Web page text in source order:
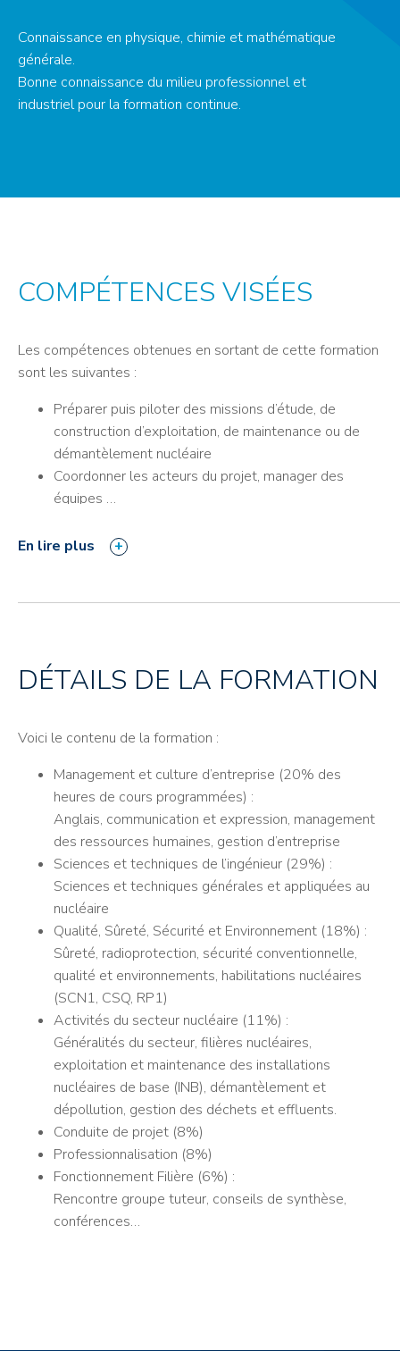
Connaissance en physique, chimie et mathématique
générale.
Bonne connaissance du milieu professionnel et
industriel pour la formation continue.
COMPÉTENCES VISÉES
Les compétences obtenues en sortant de cette formation
sont les suivantes :
Préparer puis piloter des missions d’étude, de
construction d’exploitation, de maintenance ou de
démantèlement nucléaire
Coordonner les acteurs du projet, manager des
équipes …
Réaliser les retours d’expérience sur les aspects
En lire plus
DÉTAILS DE LA FORMATION
Voici le contenu de la formation :
Management et culture d’entreprise (20% des
heures de cours programmées) :
Anglais, communication et expression, management
des ressources humaines, gestion d’entreprise
Sciences et techniques de l’ingénieur (29%) :
Sciences et techniques générales et appliquées au
nucléaire
Qualité, Sûreté, Sécurité et Environnement (18%) :
Sûreté, radioprotection, sécurité conventionnelle,
qualité et environnements, habilitations nucléaires
(SCN1, CSQ, RP1)
Activités du secteur nucléaire (11%) :
Généralités du secteur, filières nucléaires,
exploitation et maintenance des installations
nucléaires de base (INB), démantèlement et
dépollution, gestion des déchets et effluents.
Conduite de projet (8%)
Professionnalisation (8%)
Fonctionnement Filière (6%) :
Rencontre groupe tuteur, conseils de synthèse,
conférences…